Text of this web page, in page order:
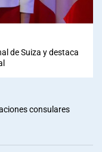
de Suiza y destaca
consulares